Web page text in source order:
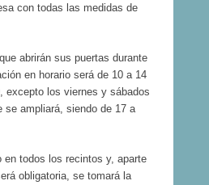
con todas las medidas de
abrirán sus puertas durante
en horario será de 10 a 14
excepto los viernes y sábados
se ampliará, siendo de 17 a
en todos los recintos y, aparte
obligatoria, se tomará la